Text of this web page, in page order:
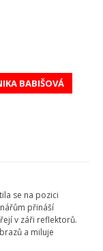
BABIŠOVÁ
se na pozici
přináší
v záři reflektorů.
a miluje